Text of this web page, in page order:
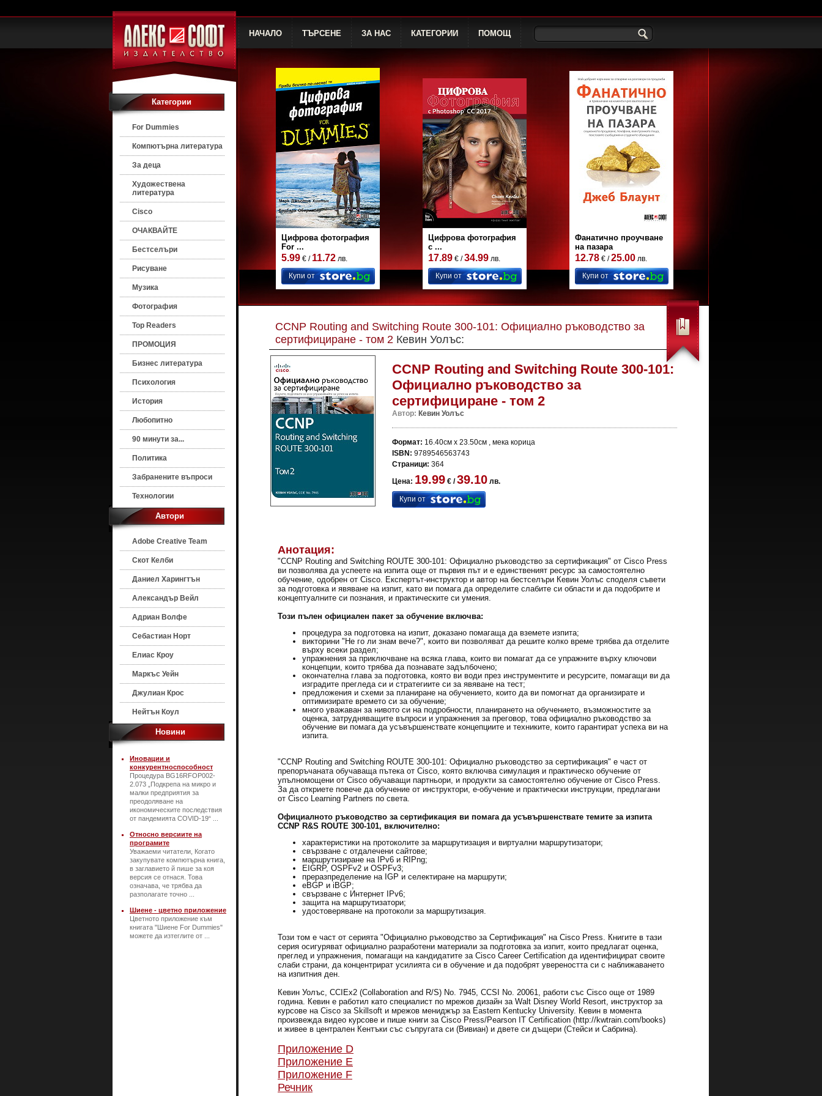
НАЧАЛО ТЪРСЕНЕ ЗА НАС КАТЕГОРИИ ПОМОЩ
Категории
For Dummies
Компютърна литература
За деца
Художествена
литература
Cisco
ОЧАКВАЙТЕ
Бестселъри
Рисуване
Музика
Фотография
Top Readers
ПРОМОЦИЯ
Бизнес литература
Психология
История
Любопитно
90 минути за...
Политика
Забранените въпроси
Технологии
Автори
Adobe Creative Team
Скот Келби
Даниел Харингтън
Александър Вейл
Адриан Волфе
Себастиан Норт
Елиас Кроу
Маркъс Уейн
Джулиан Крос
Нейтън Коул
Новини
Иновации и
конкурентноспособност
Процедура BG16RFOP002-
2.073 „Подкрепа на микро и
малки предприятия за
преодоляване на
икономическите последствия
от пандемията COVID-19“ ...
Относно версиите на
програмите
Уважаеми читатели, Когато
закупувате компютърна книга,
в заглавието й пише за коя
версия се отнася. Това
означава, че трябва да
разполагате точно ...
Шиене - цветно приложение
Цветното приложение към
книгата "Шиене For Dummies"
можете да изтеглите от ...
Цифрова фотография
For ...
5.99 € / 11.72 лв.
Купи от
Цифрова фотография
с ...
17.89 € /34.99 лв.
Купи от
Фанатично проучване
на пазара
12.78 € /25.00 лв.
Купи от
CCNP Routing and Switching Route 300-101: Официално ръководство за
сертифициране - том 2 Кевин Уолъс:
CCNP Routing and Switching Route 300-101:
Официално ръководство за
сертифициране - том 2
Автор: Кевин Уолъс
Формат: 16.40см x 23.50см , мека корица
ISBN: 9789546563743
Страници: 364
Цена: 19.99 € /39.10 лв.
Купи от
Анотация:
"CCNP Routing and Switching ROUTE 300-101: Официално ръководство за сертификация" от Cisco Press
ви позволява да успеете на изпита още от първия път и е единственият ресурс за самостоятелно
обучение, одобрен от Cisco. Експертът-инструктор и автор на бестселъри Кевин Уолъс споделя съвети
за подготовка и явяване на изпит, като ви помага да определите слабите си области и да подобрите и
концептуалните си познания, и практическите си умения.
Този пълен официален пакет за обучение включва:
процедура за подготовка на изпит, доказано помагаща да вземете изпита;
викторини "Не го ли знам вече?", които ви позволяват да решите колко време трябва да отделите
върху всеки раздел;
упражнения за приключване на всяка глава, които ви помагат да се упражните върху ключови
концепции, които трябва да познавате задълбочено;
окончателна глава за подготовка, която ви води през инструментите и ресурсите, помагащи ви да
изградите прегледа си и стратегиите си за явяване на тест;
предложения и схеми за планиране на обучението, които да ви помогнат да организирате и
оптимизирате времето си за обучение;
много уважаван за нивото си на подробности, планирането на обучението, възможностите за
оценка, затрудняващите въпроси и упражнения за преговор, това официално ръководство за
обучение ви помага да усъвършенствате концепциите и техниките, които гарантират успеха ви на
изпита.
"CCNP Routing and Switching ROUTE 300-101: Официално ръководство за сертификация" е част от
препоръчаната обучаваща пътека от Cisco, която включва симулация и практическо обучение от
упълномощени от Cisco обучаващи партньори, и продукти за самостоятелно обучение от Cisco Press.
За да откриете повече да обучение от инструктори, е-обучение и практически инструкции, предлагани
от Cisco Learning Partners по света.
Официалното ръководство за сертификация ви помага да усъвършенствате темите за изпита
CCNP R&S ROUTE 300-101, включително:
характеристики на протоколите за маршрутизация и виртуални маршрутизатори;
свързване с отдалечени сайтове;
маршрутизиране на IPv6 и RIPng;
EIGRP, OSPFv2 и OSPFv3;
преразпределение на IGP и селектиране на маршрути;
eBGP и iBGP;
свързване с Интернет IPv6;
защита на маршрутизатори;
удостоверяване на протоколи за маршрутизация.
Този том е част от серията "Официално ръководство за Сертификация" на Cisco Press. Книгите в тази
серия осигуряват официално разработени материали за подготовка за изпит, които предлагат оценка,
преглед и упражнения, помагащи на кандидатите за Cisco Career Certification да идентифицират своите
слаби страни, да концентрират усилията си в обучение и да подобрят увереността си с наближаването
на изпитния ден.
Кевин Уолъс, CCIEx2 (Collaboration and R/S) No. 7945, CCSI No. 20061, работи със Cisco още от 1989
година. Кевин е работил като специалист по мрежов дизайн за Walt Disney World Resort, инструктор за
курсове на Cisco за Skillsoft и мрежов мениджър за Eastern Kentucky University. Кевин в момента
произвежда видео курсове и пише книги за Cisco Press/Pearson IT Certification (http://kwtrain.com/books)
и живее в централен Кентъки със съпругата си (Вивиан) и двете си дъщери (Стейси и Сабрина).
Приложение D
Приложение E
Приложение F
Речник